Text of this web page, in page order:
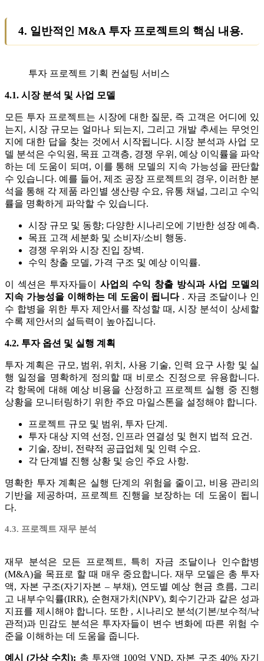
4. 일반적인 M&A 투자 프로젝트의 핵심 내용.
투자 프로젝트 기획 컨설팅 서비스
4.1. 시장 분석 및 사업 모델
모든 투자 프로젝트는 시장에 대한 질문, 즉 고객은 어디에 있
는지, 시장 규모는 얼마나 되는지, 그리고 개발 추세는 무엇인
지에 대한 답을 찾는 것에서 시작됩니다. 시장 분석과 사업 모
델 분석은 수익원, 목표 고객층, 경쟁 우위, 예상 이익률을 파악
하는 데 도움이 되며, 이를 통해 모델의 지속 가능성을 판단할
수 있습니다. 예를 들어, 제조 공장 프로젝트의 경우, 이러한 분
석을 통해 각 제품 라인별 생산량 수요, 유통 채널, 그리고 수익
률을 명확하게 파악할 수 있습니다.
시장 규모 및 동향; 다양한 시나리오에 기반한 성장 예측.
목표 고객 세분화 및 소비자/소비 행동.
경쟁 우위와 시장 진입 장벽.
수익 창출 모델, 가격 구조 및 예상 이익률.
이 섹션은 투자자들이 사업의 수익 창출 방식과 사업 모델의
지속 가능성을 이해하는 데 도움이 됩니다 . 자금 조달이나 인
수 합병을 위한 투자 제안서를 작성할 때, 시장 분석이 상세할
수록 제안서의 설득력이 높아집니다.
4.2. 투자 옵션 및 실행 계획
투자 계획은 규모, 범위, 위치, 사용 기술, 인력 요구 사항 및 실
행 일정을 명확하게 정의할 때 비로소 진정으로 유용합니다.
각 항목에 대해 예상 비용을 산정하고 프로젝트 실행 중 진행
상황을 모니터링하기 위한 주요 마일스톤을 설정해야 합니다.
프로젝트 규모 및 범위, 투자 단계.
투자 대상 지역 선정, 인프라 연결성 및 현지 법적 요건.
기술, 장비, 전략적 공급업체 및 인력 수요.
각 단계별 진행 상황 및 승인 주요 사항.
명확한 투자 계획은 실행 단계의 위험을 줄이고, 비용 관리의
기반을 제공하며, 프로젝트 진행을 보장하는 데 도움이 됩니
다.
4.3. 프로젝트 재무 분석
재무 분석은 모든 프로젝트, 특히 자금 조달이나 인수합병
(M&A)을 목표로 할 때 매우 중요합니다. 재무 모델은 총 투자
액, 자본 구조(자기자본 – 부채), 연도별 예상 현금 흐름, 그리
고 내부수익률(IRR), 순현재가치(NPV), 회수기간과 같은 성과
지표를 제시해야 합니다. 또한 , 시나리오 분석(기본/보수적/낙
관적)과 민감도 분석은 투자자들이 변수 변화에 따른 위험 수
준을 이해하는 데 도움을 줍니다.
예시 (가상 수치): 총 투자액 100억 VND, 자본 구조 40% 자기